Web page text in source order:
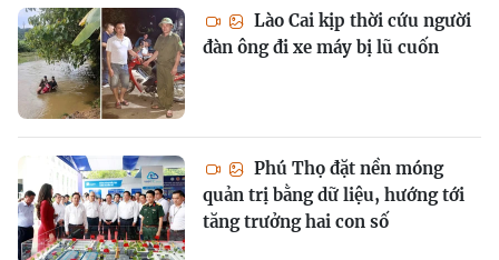
Lào Cai kịp thời cứu người
đàn ông đi xe máy bị lũ cuốn
Phú Thọ đặt nền móng
quản trị bằng dữ liệu, hướng tới
tăng trưởng hai con số